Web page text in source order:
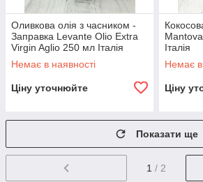
Оливкова олія з часником -
Заправка Levante Olio Extra
Virgin Aglio 250 мл Італія
Немає в наявності
Ціну уточнюйте
Італія
Немає в
Ціну
Показати ще
1 / 2